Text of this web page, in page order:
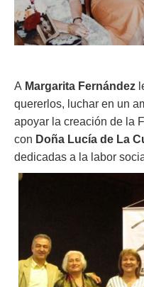
A Margarita Fernández
quererlos, luchar en un
apoyar la creación de la
con Doña Lucía de La
dedicadas a la labor